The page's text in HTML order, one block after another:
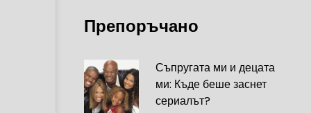
Препоръчано
Съпругата ми и децата
ми: Къде беше заснет
сериалът?